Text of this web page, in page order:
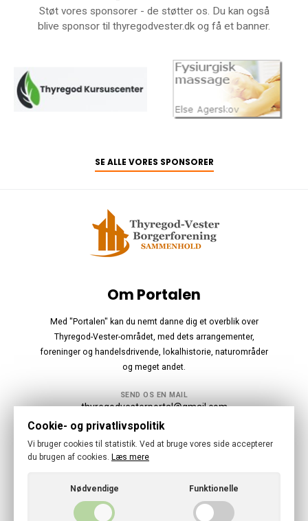
Støt vores sponsorer - de støtter os. Du kan også
blive sponsor til thyregodvester.dk og få et banner.
SE ALLE VORES SPONSORER
Om Portalen
Med "Portalen" kan du nemt danne dig et overblik over
Thyregod-Vester-området, med dets arrangementer,
foreninger og handelsdrivende, lokalhistorie, naturområder
og meget andet.
SEND OS EN MAIL
thyregodvesterportal@gmail.com
Følg os
Cookie- og privatlivspolitik
Vi bruger cookies til statistik. Ved at bruge vores side accepterer
du brugen af cookies. Læs mere
Nødvendige Funktionelle